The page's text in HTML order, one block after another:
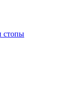
стопы